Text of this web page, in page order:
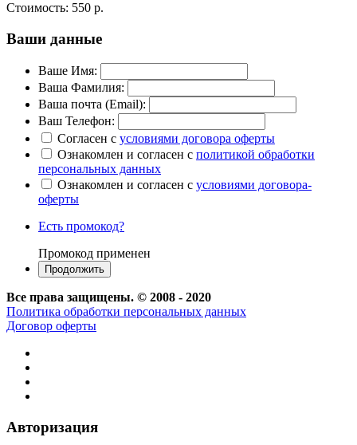
Стоимость: 550 р.
Ваши данные
Ваше Имя:
Ваша Фамилия:
Ваша почта (Email):
Ваш Телефон:
Согласен с условиями договора оферты
Ознакомлен и согласен с политикой обработки
персональных данных
Ознакомлен и согласен с условиями договора-
оферты
Есть промокод?
Промокод применен
Все права защищены. © 2008 - 2020
Политика обработки персональных данных
Договор оферты
Авторизация